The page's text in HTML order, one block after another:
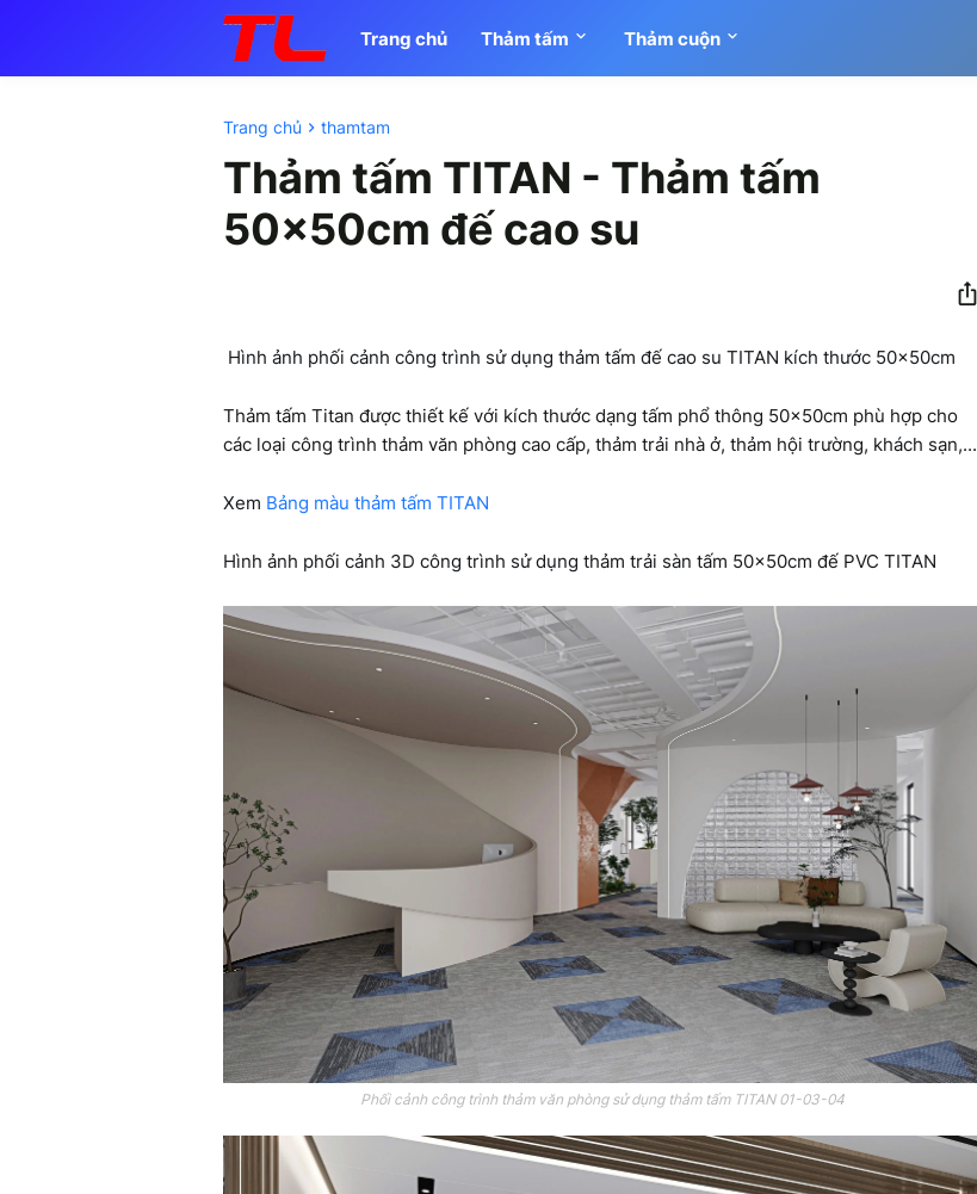
Trang chủ Thảm tấm Thảm cuộn
Trang chủ thamtam
Thảm tấm TITAN - Thảm tấm
50x50cm đế cao su
Hình ảnh phối cảnh công trình sử dụng thảm tấm đế cao su TITAN kích thước 50x50cm
Thảm tấm Titan được thiết kế với kích thước dạng tấm phổ thông 50x50cm phù hợp cho
các loại công trình thảm văn phòng cao cấp, thảm trải nhà ở, thảm hội trường, khách sạn,...
Xem Bảng màu thảm tấm TITAN
Hình ảnh phối cảnh 3D công trình sử dụng thảm trải sàn tấm 50x50cm đế PVC TITAN
Phối cảnh công trình thảm văn phòng sử dụng thảm tấm TITAN 01-03-04